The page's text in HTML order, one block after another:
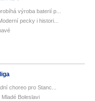
výroba baterií p...
pecky i histori...
choreo pro Stanc...
Boleslavi